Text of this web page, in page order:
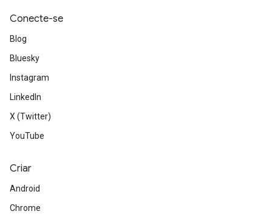
Conecte-se
Blog
Bluesky
Instagram
LinkedIn
X (Twitter)
YouTube
Criar
Android
Chrome